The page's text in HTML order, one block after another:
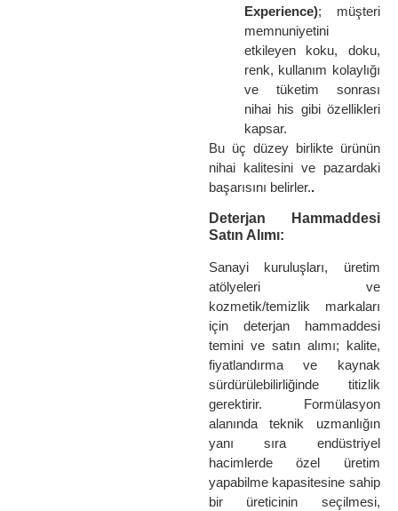
Experience); müşteri
memnuniyetini
etkileyen koku, doku,
renk, kullanım kolaylığı
ve tüketim sonrası
nihai his gibi özellikleri
kapsar.
Bu üç düzey birlikte ürünün
nihai kalitesini ve pazardaki
başarısını belirler..
Deterjan Hammaddesi
Satın Alımı:
Sanayi kuruluşları, üretim
atölyeleri ve
kozmetik/temizlik markaları
için deterjan hammaddesi
temini ve satın alımı; kalite,
fiyatlandırma ve kaynak
sürdürülebilirliğinde titizlik
gerektirir. Formülasyon
alanında teknik uzmanlığın
yanı sıra endüstriyel
hacimlerde özel üretim
yapabilme kapasitesine sahip
bir üreticinin seçilmesi,